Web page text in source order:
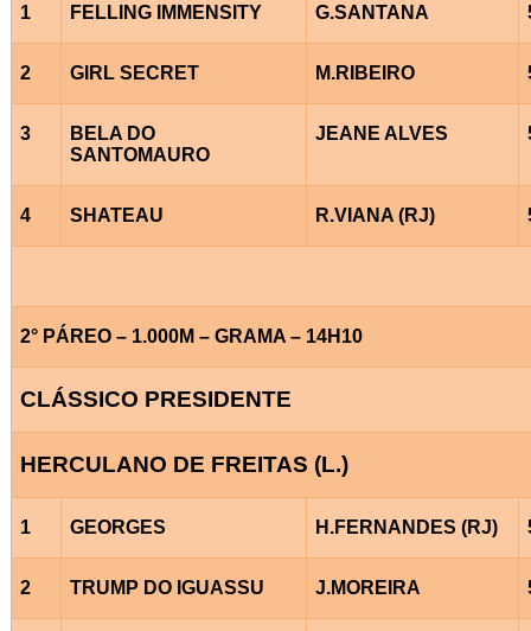
1 FELLING IMMENSITY G.SANTANA
2 GIRL SECRET M.RIBEIRO
3
BELA DO
SANTOMAURO
JEANE ALVES
4 SHATEAU R.VIANA (RJ)
2° PÁREO – 1.000M – GRAMA – 14H10
CLÁSSICO PRESIDENTE
HERCULANO DE FREITAS (L.)
1 GEORGES H.FERNANDES (RJ)
2 TRUMP DO IGUASSU J.MOREIRA